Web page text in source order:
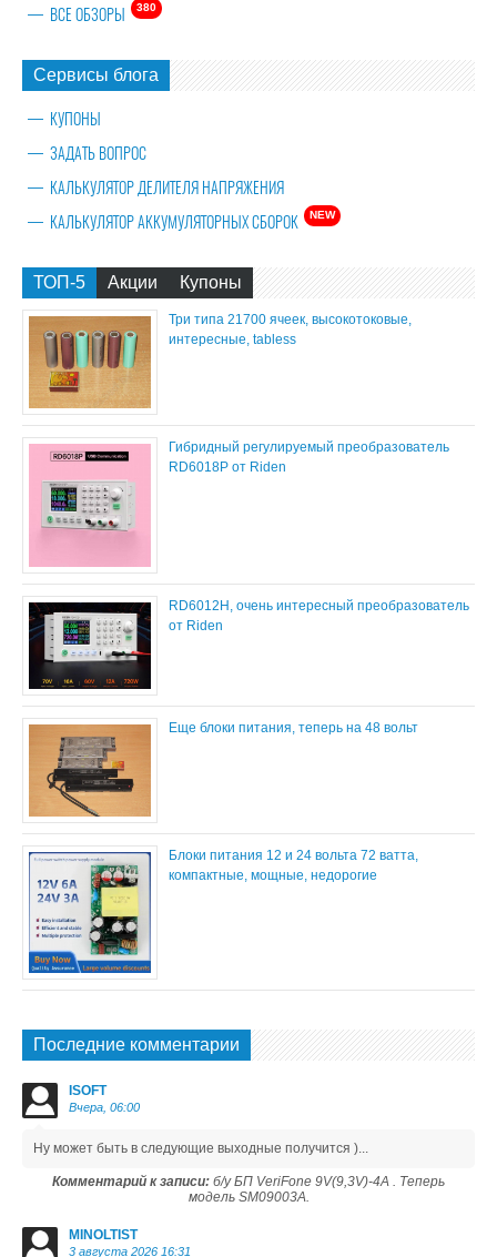
380
ВСЕ ОБЗОРЫ
Сервисы блога
КУПОНЫ
ЗАДАТЬ ВОПРОС
КАЛЬКУЛЯТОР ДЕЛИТЕЛЯ НАПРЯЖЕНИЯ
NEW
КАЛЬКУЛЯТОР АККУМУЛЯТОРНЫХ СБОРОК
ТОП-5 Акции Купоны
Три типа 21700 ячеек, высокотоковые,
интересные, tabless
Гибридный регулируемый преобразователь
RD6018P от Riden
RD6012H, очень интересный преобразователь
от Riden
Еще блоки питания, теперь на 48 вольт
Блоки питания 12 и 24 вольта 72 ватта,
компактные, мощные, недорогие
Последние комментарии
ISOFT
Вчера, 06:00
Ну может быть в следующие выходные получится )...
Комментарий к записи: б/у БП VeriFone 9V(9,3V)-4A . Теперь
модель SM09003A.
MINOLTIST
3 августа 2026 16:31